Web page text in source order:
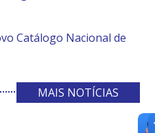
Catálogo Nacional de
MAIS NOTÍCIAS